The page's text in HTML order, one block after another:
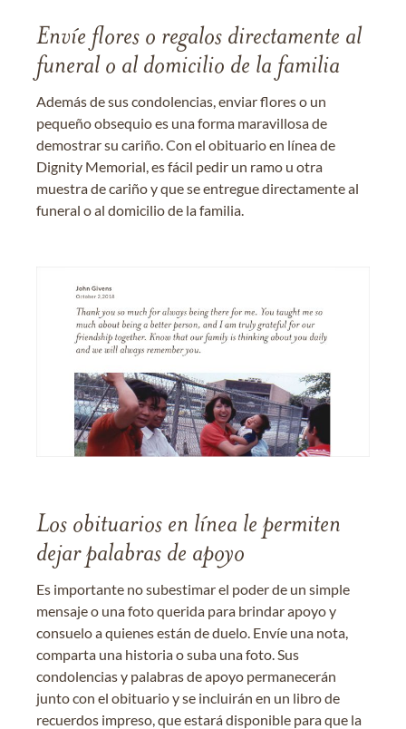
Envíe flores o regalos directamente al
funeral o al domicilio de la familia
Además de sus condolencias, enviar flores o un
pequeño obsequio es una forma maravillosa de
demostrar su cariño. Con el obituario en línea de
Dignity Memorial, es fácil pedir un ramo u otra
muestra de cariño y que se entregue directamente al
funeral o al domicilio de la familia.
Los obituarios en línea le permiten
dejar palabras de apoyo
Es importante no subestimar el poder de un simple
mensaje o una foto querida para brindar apoyo y
consuelo a quienes están de duelo. Envíe una nota,
comparta una historia o suba una foto. Sus
condolencias y palabras de apoyo permanecerán
junto con el obituario y se incluirán en un libro de
recuerdos impreso, que estará disponible para que la